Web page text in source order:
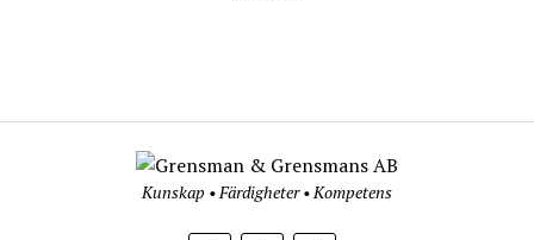
Kunskap • Färdigheter • Kompetens